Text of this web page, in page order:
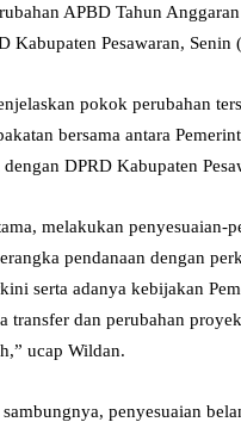
APBD Tahun
Kabupaten Pesawaran, Senin
pokok perubahan
bersama antara
dengan DPRD Kabupaten
melakukan penyesuaian-
pendanaan dengan
serta adanya kebijakan
transfer dan perubahan
ucap Wildan.
penyesuaian